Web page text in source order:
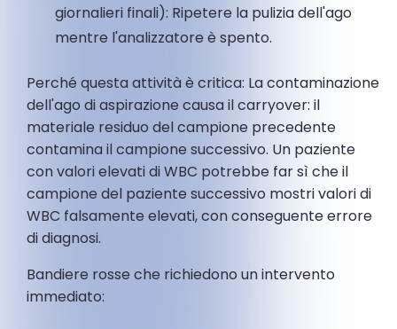
giornalieri finali): Ripetere la pulizia dell'ago
mentre l'analizzatore è spento.
Perché questa attività è critica: La contaminazione
dell'ago di aspirazione causa il carryover: il
materiale residuo del campione precedente
contamina il campione successivo. Un paziente
con valori elevati di WBC potrebbe far sì che il
campione del paziente successivo mostri valori di
WBC falsamente elevati, con conseguente errore
di diagnosi.
Bandiere rosse che richiedono un intervento
immediato: